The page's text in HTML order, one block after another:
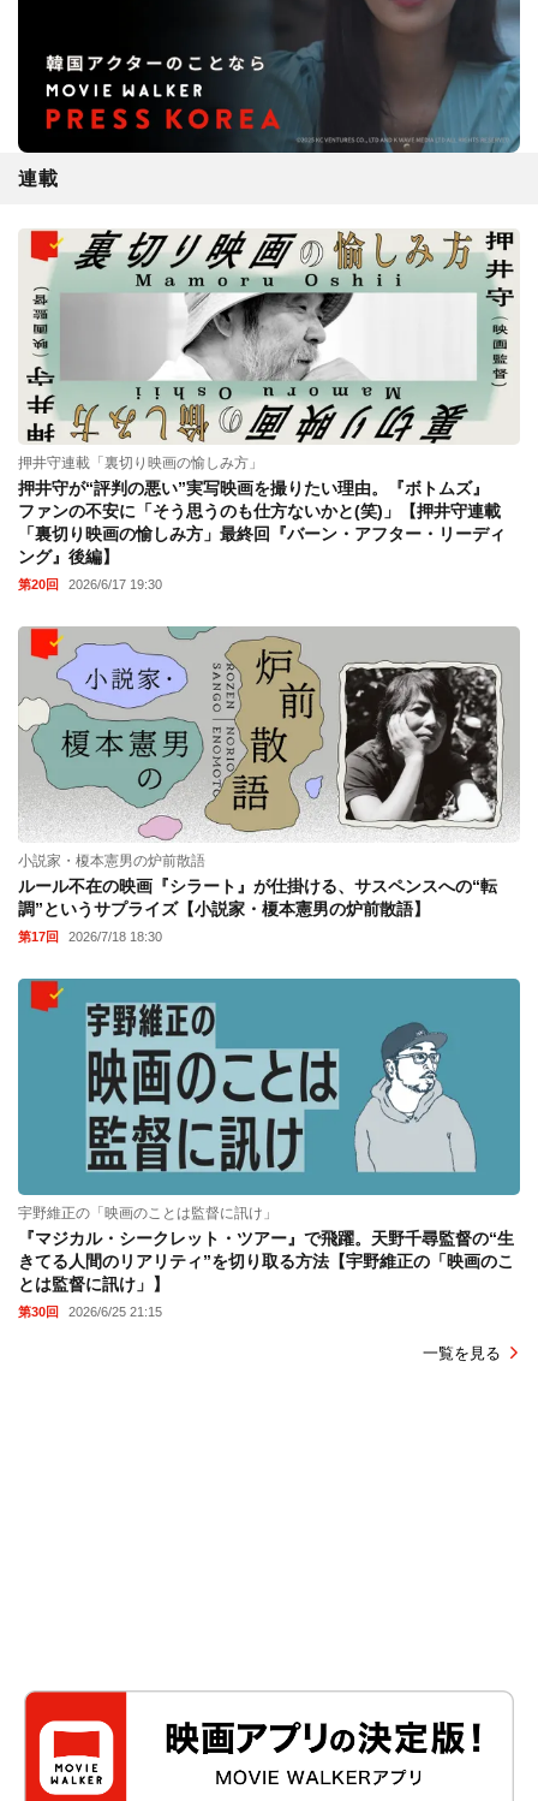
連載
押井守連載「裏切り映画の愉しみ方」
押井守が“評判の悪い”実写映画を撮りたい理由。『ボトムズ』
ファンの不安に「そう思うのも仕方ないかと(笑)」【押井守連載
「裏切り映画の愉しみ方」最終回『バーン・アフター・リーディ
ング』後編】
第20回 2026/6/17 19:30
小説家・榎本憲男の炉前散語
ルール不在の映画『シラート』が仕掛ける、サスペンスへの“転
調”というサプライズ【小説家・榎本憲男の炉前散語】
第17回 2026/7/18 18:30
宇野維正の「映画のことは監督に訊け」
『マジカル・シークレット・ツアー』で飛躍。天野千尋監督の“生
きてる人間のリアリティ”を切り取る方法【宇野維正の「映画のこ
とは監督に訊け」】
第30回 2026/6/25 21:15
一覧を見る